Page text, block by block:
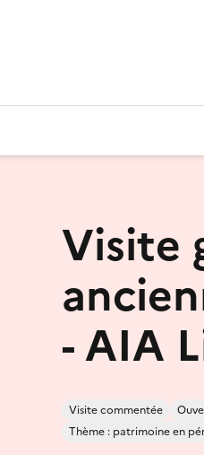
Visite
- AIA
Visite commentée
Thème : patrimoine en